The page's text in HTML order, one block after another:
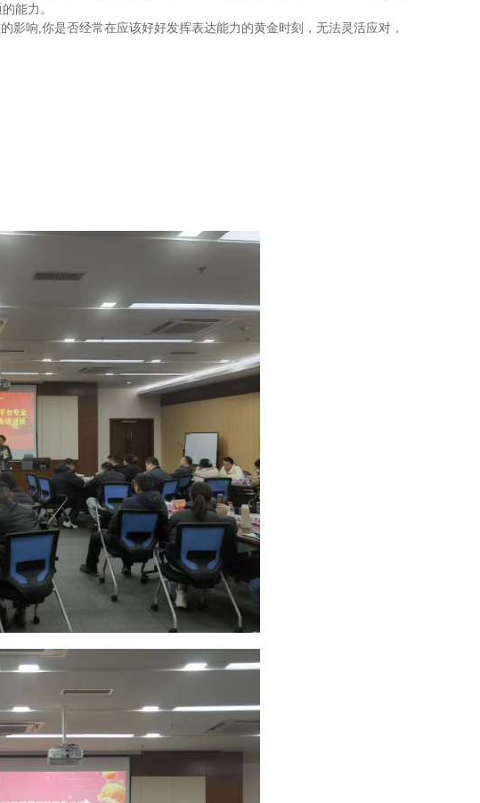
能力。
响,你是否经常在应该好好发挥表达能力的黄金时刻，无法灵活应对，